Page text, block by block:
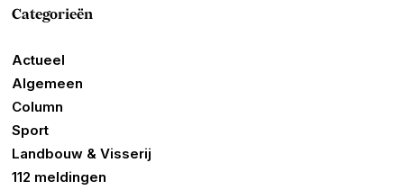
Categorieën
Actueel
Algemeen
Column
Sport
Landbouw & Visserij
112 meldingen